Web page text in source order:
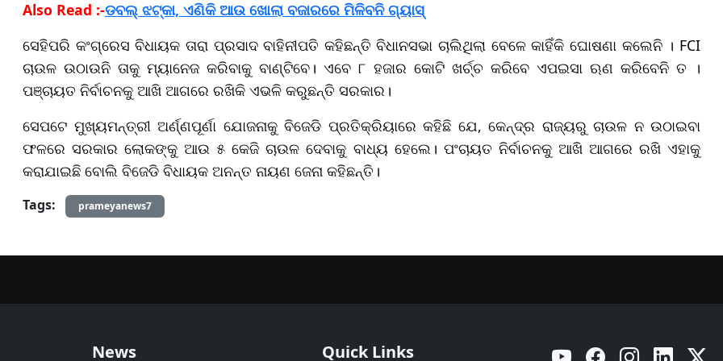
Also Read :-ଡବଲ୍ ଝଟ୍‌କା, ଏଣିକି ଆଉ ଖୋଲା ବଜାରରେ ମିଳିବନି ଗ୍ୟାସ୍
ସେହିପରି କଂଗ୍ରେସ ବିଧାୟକ ତାରା ପ୍ରସାଦ ବାହିନୀପତି କହିଛନ୍ତି ବିଧାନସଭା ଚାଲିଥିଲା ବେଳେ କାହିଁକି ଘୋଷଣା କଲେନି । FCI
ଚାଉଳ ଉଠାଉନି ତାକୁ ମ୍ୟାନେଜ କରିବାକୁ ବାଣ୍ଟିବେ। ଏବେ ୮ ହଜାର କୋଟି ଖର୍ଚ୍ଚ କରିବେ ଏପଇସା ଋଣ କରିବେନି ତ ।
ପଞ୍ଚାୟତ ନିର୍ବାଚନକୁ ଆଖି ଆଗରେ ରଖିକି ଏଭଳି କରୁଛନ୍ତି ସରକାର।
ସେପଟେ ମୁଖ୍ୟମନ୍ତ୍ରୀ ଅର୍ଣ୍ଣପୂର୍ଣା ଯୋଜନାକୁ ବିଜେଡି ପ୍ରତିକ୍ରିୟାରେ କହିଛି ଯେ, କେନ୍ଦ୍ର ରାଜ୍ୟରୁ ଚାଉଳ ନ ଉଠାଇବା
ଫଳରେ ସରକାର ଲୋକଙ୍କୁ ଆଉ ୫ କେଜି ଚାଉଳ ଦେବାକୁ ବାଧ୍ୟ ହେଲେ। ପଂଚାୟତ ନିର୍ବାଚନକୁ ଆଖି ଆଗରେ ରଖି ଏହାକୁ
କରାଯାଇଛି ବୋଲି ବିଜେଡି ବିଧାୟକ ଅନନ୍ତ ନାୟଣ ଜେନା କହିଛନ୍ତି।
Tags: prameyanews7
News Quick Links YouTube Facebook Instagram